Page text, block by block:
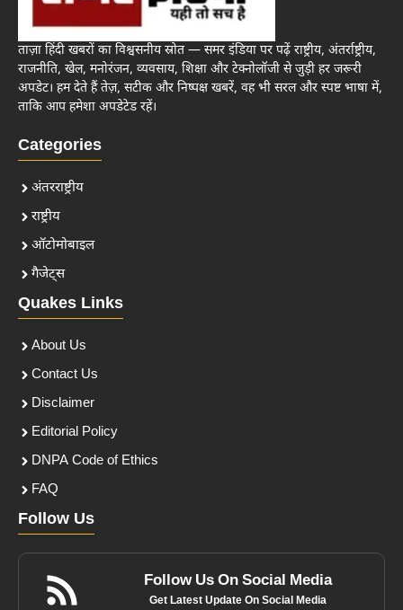
ताज़ा हिंदी खबरों का विश्वसनीय स्रोत — समर इंडिया पर पढ़ें राष्ट्रीय, अंतर्राष्ट्रीय,
राजनीति, खेल, मनोरंजन, व्यवसाय, शिक्षा और टेक्नोलॉजी से जुड़ी हर जरूरी
अपडेट। हम देते हैं तेज़, सटीक और निष्पक्ष खबरें, वह भी सरल और स्पष्ट भाषा में,
ताकि आप हमेशा अपडेटेड रहें।
Categories
अंतरराष्ट्रीय
राष्ट्रीय
ऑटोमोबाइल
गैजेट्स
Quakes Links
About Us
Contact Us
Disclaimer
Editorial Policy
DNPA Code of Ethics
FAQ
Follow Us
Follow Us On Social Media
Get Latest Update On Social Media